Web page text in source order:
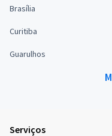
Brasília
Curitiba
Guarulhos
Serviços